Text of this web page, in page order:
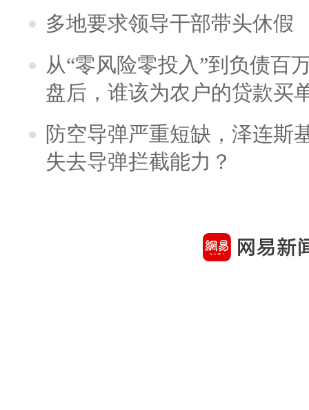
多地要求领导干部带头休假
从“零风险零投入”到负债百
盘后，谁该为农户的贷款买
防空导弹严重短缺，泽连斯
失去导弹拦截能力？